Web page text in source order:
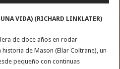
VIDA) (RICHARD LINKLATER)
de doce años en rodar
historia de Mason (Ellar Coltrane), un
pequeño con continuas